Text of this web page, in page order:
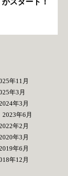
スタート！
年11月
年3月
年3月
2023年6月
年2月
年3月
年6月
年12月